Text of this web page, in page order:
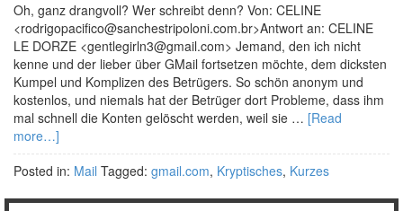
Oh, ganz drangvoll? Wer schreibt denn? Von: CELINE
<rodrigopacifico@sanchestripoloni.com.br>Antwort an: CELINE
LE DORZE <gentlegirln3@gmail.com> Jemand, den ich nicht
kenne und der lieber über GMail fortsetzen möchte, dem dicksten
Kumpel und Komplizen des Betrügers. So schön anonym und
kostenlos, und niemals hat der Betrüger dort Probleme, dass ihm
mal schnell die Konten gelöscht werden, weil sie … [Read
more…]
Posted in: Mail Tagged: gmail.com, Kryptisches, Kurzes